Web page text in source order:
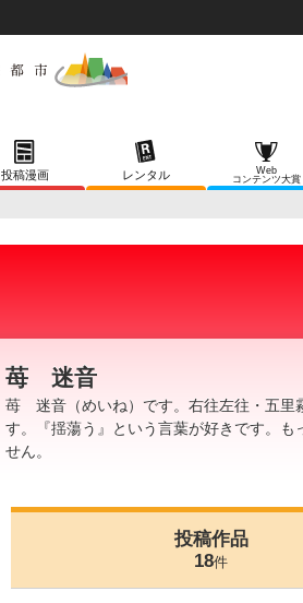
投稿漫画 レンタル
Web
コンテンツ大賞
苺 迷音
苺 迷音（めいね）です。右往左往・五里
す。『揺蕩う』という言葉が好きです。も
せん。
投稿作品
18件